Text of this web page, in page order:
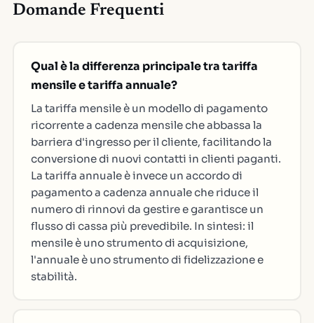
Domande Frequenti
Qual è la differenza principale tra tariffa
mensile e tariffa annuale?
La tariffa mensile è un modello di pagamento
ricorrente a cadenza mensile che abbassa la
barriera d'ingresso per il cliente, facilitando la
conversione di nuovi contatti in clienti paganti.
La tariffa annuale è invece un accordo di
pagamento a cadenza annuale che riduce il
numero di rinnovi da gestire e garantisce un
flusso di cassa più prevedibile. In sintesi: il
mensile è uno strumento di acquisizione,
l'annuale è uno strumento di fidelizzazione e
stabilità.